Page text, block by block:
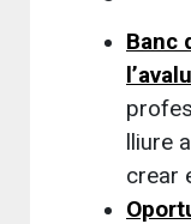
Banc
lliure
crear